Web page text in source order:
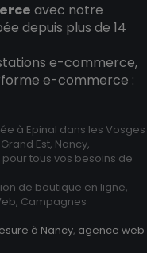
avec notre
depuis plus de 14
e-commerce,
e-commerce :
à Epinal dans les Vosges
Est, Nancy,
tous vos besoins de
de boutique en ligne,
Campagnes
à Nancy, agence web